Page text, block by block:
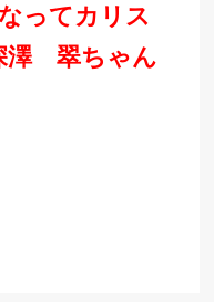
ってカリス
澤 翠ちゃん